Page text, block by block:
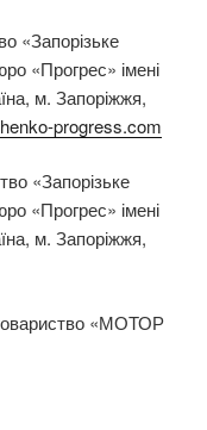
«Запорізьке
«Прогрес» імені
м. Запоріжжя,
progress.com
«Запорізьке
«Прогрес» імені
м. Запоріжжя,
«МОТОР